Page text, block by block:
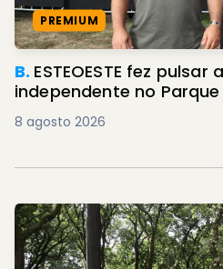
PREMIUM
B. ESTEOESTE fez pulsar
independente no
8 agosto 2026